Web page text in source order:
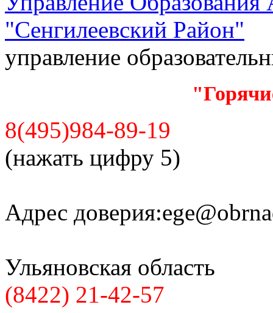
"Сенгилеевский Район"
управление
8(495)984-89-19
(нажать цифру 5)
Адрес доверия:
Ульяновская область
(8422) 21-42-57